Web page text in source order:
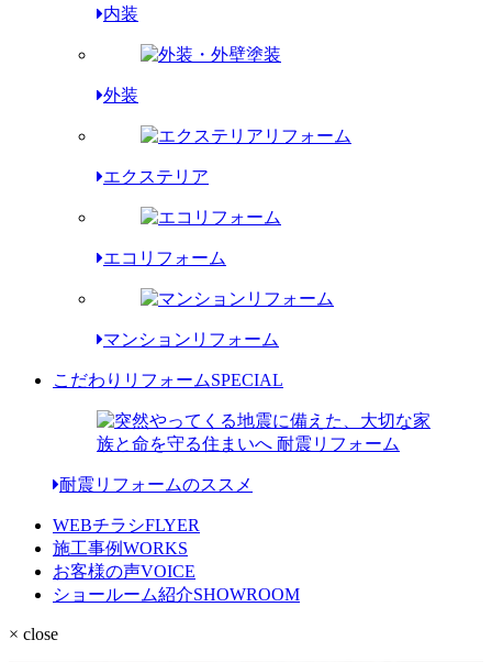
内装
外装
エクステリア
エコリフォーム
マンションリフォーム
こだわりリフォームSPECIAL
耐震リフォームのススメ
WEBチラシFLYER
施工事例WORKS
お客様の声VOICE
ショールーム紹介SHOWROOM
× close